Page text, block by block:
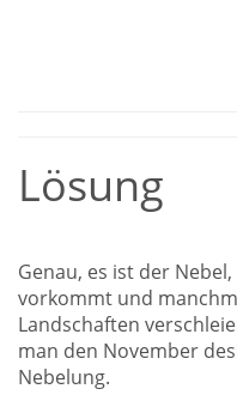
Lösung
Genau, es ist der
vorkommt und
Landschaften
man den November
Nebelung.